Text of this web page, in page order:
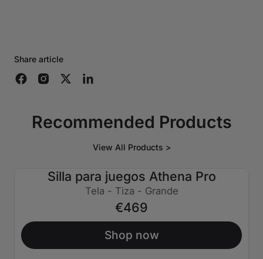
Share article
Recommended Products
View All Products >
Silla para juegos Athena Pro
Tela - Tiza - Grande
€469
Shop now